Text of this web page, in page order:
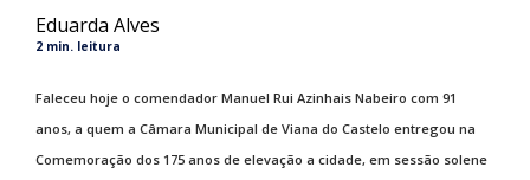
Eduarda Alves
2 min. leitura
Faleceu hoje o comendador Manuel Rui Azinhais Nabeiro com 91
anos, a quem a Câmara Municipal de Viana do Castelo entregou na
Comemoração dos 175 anos de elevação a cidade, em sessão solene